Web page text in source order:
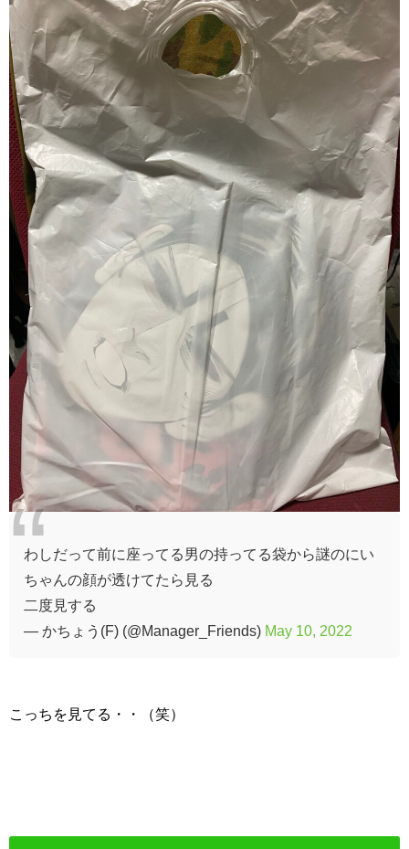
わしだって前に座ってる男の持ってる袋から謎のにい
ちゃんの顔が透けてたら見る
二度見する
— かちょう(F) (@Manager_Friends) May 10, 2022
こっちを見てる・・（笑）